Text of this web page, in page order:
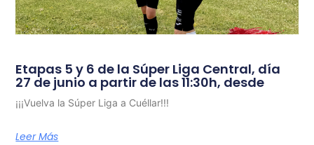
Etapas 5 y 6 de la Súper Liga Central, día
27 de junio a partir de las 11:30h, desde
¡¡¡Vuelva la Súper Liga a Cuéllar!!!
Leer Más